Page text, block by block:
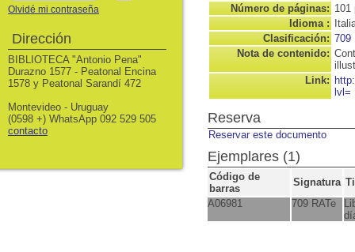
Número de páginas: 101
Idioma :
Clasificación: 709
Nota de contenido:
Link:
lvl=
Reserva
Reservar este documento
Ejemplares (1)
Código de
barras
Signatura
A06981
709 RATe
Olvidé mi contraseña
Dirección
BIBLIOTECA "Antonio Pena"
Durazno 1577 - Peatonal Encina
1578 y Peatonal Sarandí 472
Montevideo - Uruguay
(0598 +) WhatsApp 092 529 505
contacto